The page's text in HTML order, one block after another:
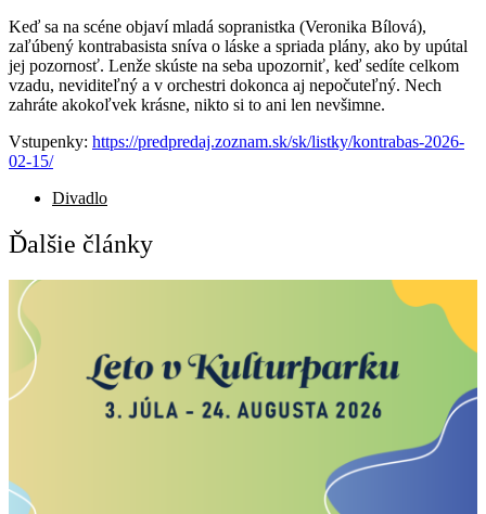
Keď sa na scéne objaví mladá sopranistka (Veronika Bílová),
zaľúbený kontrabasista sníva o láske a spriada plány, ako by upútal
jej pozornosť. Lenže skúste na seba upozorniť, keď sedíte celkom
vzadu, neviditeľný a v orchestri dokonca aj nepočuteľný. Nech
zahráte akokoľvek krásne, nikto si to ani len nevšimne.
Vstupenky: https://predpredaj.zoznam.sk/sk/listky/kontrabas-2026-
02-15/
Divadlo
Ďalšie články